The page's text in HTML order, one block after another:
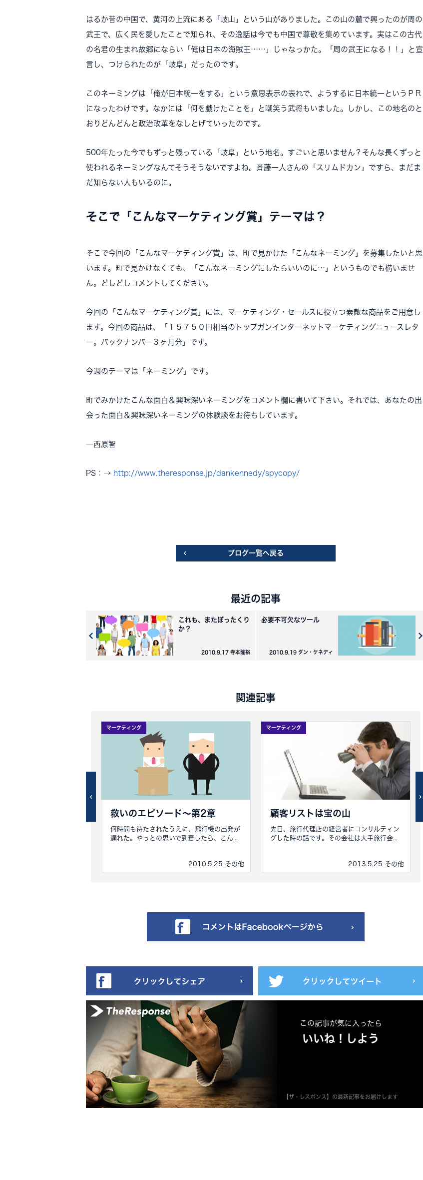
はるか昔の中国で、黄河の上流にある「岐山」という山がありました。この山の麓で興ったのが周の
武王で、広く民を愛したことで知られ、その逸話は今でも中国で尊敬を集めています。実はこの古代
の名君の生まれ故郷にならい「俺は日本の海賊王……」じゃなっかた。「周の武王になる！！」と宣
言し、つけられたのが「岐阜」だったのです。
このネーミングは「俺が日本統一をする」という意思表示の表れで、ようするに日本統一というＰＲ
になったわけです。なかには「何を戯けたことを」と嘲笑う武将もいました。しかし、この地名のと
おりどんどんと政治改革をなしとげていったのです。
500年たった今でもずっと残っている「岐阜」という地名。すごいと思いません？そんな長くずっと
使われるネーミングなんてそうそうないですよね。斉藤一人さんの「スリムドカン」ですら、まだま
だ知らない人もいるのに。
そこで「こんなマーケティング賞」テーマは？
そこで今回の「こんなマーケティング賞」は、町で見かけた「こんなネーミング」を募集したいと思
います。町で見かけなくても、「こんなネーミングにしたらいいのに…」というものでも構いませ
ん。どしどしコメントしてください。
今回の「こんなマーケティング賞」には、マーケティング・セールスに役立つ素敵な商品をご用意し
ます。今回の商品は、「１５７５０円相当のトップガンインターネットマーケティングニュースレタ
ー。バックナンバー３ヶ月分」です。
今週のテーマは「ネーミング」です。
町でみかけたこんな面白＆興味深いネーミングをコメント欄に書いて下さい。それでは、あなたの出
会った面白＆興味深いネーミングの体験談をお待ちしています。
―西原智
PS：→ http://www.theresponse.jp/dankennedy/spycopy/
ブログ一覧へ戻る
最近の記事
これも、またぼったくり
か？
2010.9.17 寺本隆裕
必要不可欠なツール
2010.9.19 ダン・ケネディ
関連記事
マーケティング
救いのエピソード～第2章
何時間も待たされたうえに、飛行機の出発が
遅れた。やっとの思いで到着したら、こん...
2010.5.25 その他
マーケティング
顧客リストは宝の山
先日、旅行代理店の経営者にコンサルティン
グした時の話です。その会社は大手旅行会...
2013.5.25 その他
この記事が気に入ったら
いいね！しよう
【ザ・レスポンス】の最新記事をお届けします